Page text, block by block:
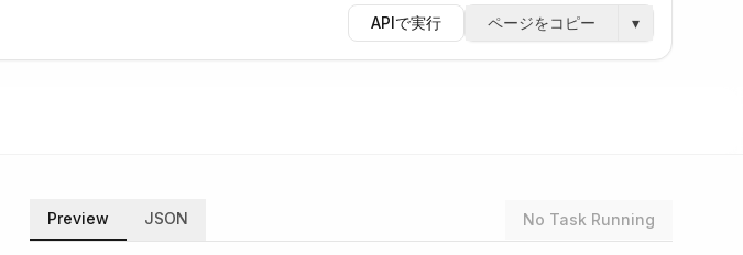
APIで実行 ページをコピー ▾
Preview JSON No Task Running